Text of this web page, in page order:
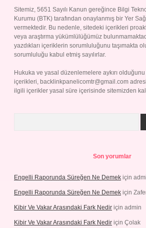
Sitemiz, 5651 Sayılı Kanun gereğince Bilgi
Kurumu (BTK) tarafından onaylanmış bir Yer
vermektedir. Bu nedenle, sitedeki içerikleri
veya araştırma yükümlülüğümüz
yazdıkları içeriklerin sorumluluğunu taşımakta
sorumluluğu kabul etmiş sayılırlar.
Hukuka ve yasal düzenlemelere aykırı
içerikleri, backlinkpanelicomtr@gmail.com
ilgili içerikler yasal süre içerisinde sitemizden
Son yorumlar
Engelli Raporunda Süreğen Ne Demek için
Engelli Raporunda Süreğen Ne Demek için
Kibir Ve Vakar Arasındaki Fark Nedir için admin
Kibir Ve Vakar Arasındaki Fark Nedir için Çolak